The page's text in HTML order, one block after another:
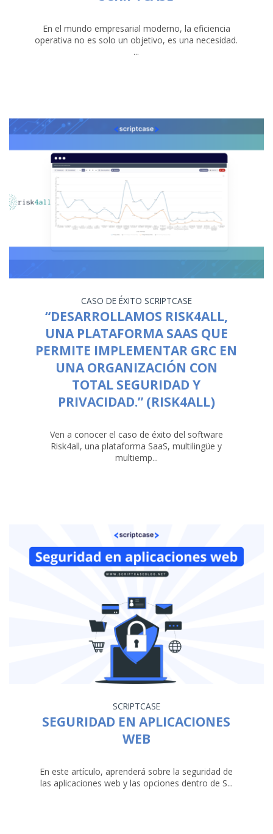
En el mundo empresarial moderno, la eficiencia
operativa no es solo un objetivo, es una necesidad.
...
CASO DE ÉXITO SCRIPTCASE
“DESARROLLAMOS RISK4ALL,
UNA PLATAFORMA SAAS QUE
PERMITE IMPLEMENTAR GRC EN
UNA ORGANIZACIÓN CON
TOTAL SEGURIDAD Y
PRIVACIDAD.” (RISK4ALL)
Ven a conocer el caso de éxito del software
Risk4all, una plataforma SaaS, multilingüe y
multiemp...
SCRIPTCASE
SEGURIDAD EN APLICACIONES
WEB
En este artículo, aprenderá sobre la seguridad de
las aplicaciones web y las opciones dentro de S...